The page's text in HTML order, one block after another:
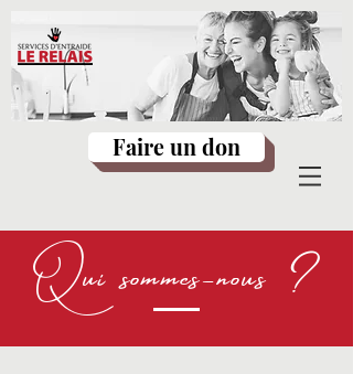
Faire un don
Qui sommes-nous ?